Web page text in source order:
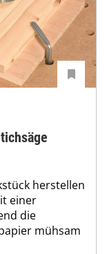
herstellen
einer
die
mühsam